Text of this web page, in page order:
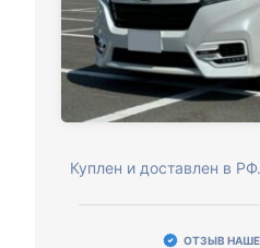
Куплен и доставлен в
ОТЗЫВ